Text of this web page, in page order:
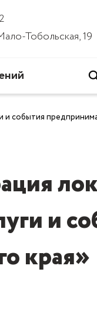
Тобольская, 19
и события
и
края»